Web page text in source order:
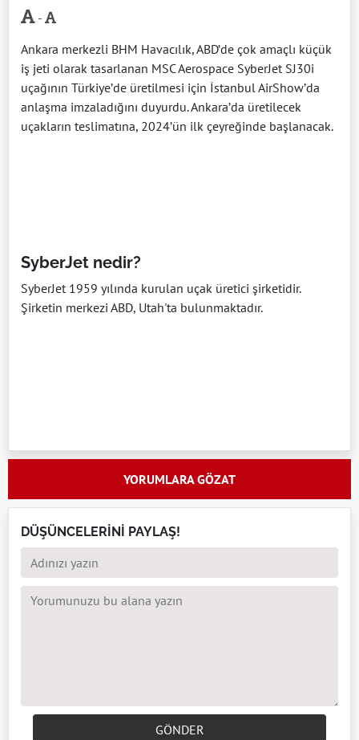
-
Ankara merkezli BHM Havacılık, ABD’de çok amaçlı küçük
iş jeti olarak tasarlanan MSC Aerospace SyberJet SJ30i
uçağının Türkiye’de üretilmesi için İstanbul AirShow’da
anlaşma imzaladığını duyurdu. Ankara’da üretilecek
uçakların teslimatına, 2024’ün ilk çeyreğinde başlanacak.
SyberJet nedir?
SyberJet 1959 yılında kurulan uçak üretici şirketidir.
Şirketin merkezi ABD, Utah'ta bulunmaktadır.
YORUMLARA GÖZAT
DÜŞÜNCELERİNİ PAYLAŞ!
GÖNDER